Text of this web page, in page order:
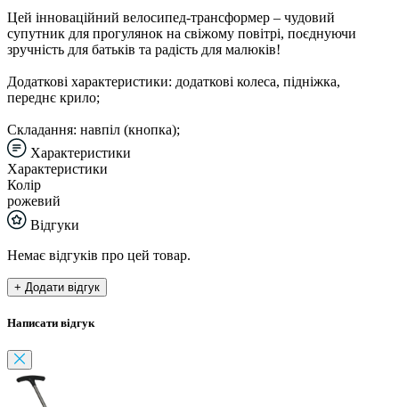
Цей інноваційний велосипед-трансформер – чудовий
супутник для прогулянок на свіжому повітрі, поєднуючи
зручність для батьків та радість для малюків!
Додаткові характеристики: додаткові колеса, підніжка,
переднє крило;
Складання: навпіл (кнопка);
Характеристики
Характеристики
Колір
рожевий
Відгуки
Немає відгуків про цей товар.
+ Додати відгук
Написати відгук